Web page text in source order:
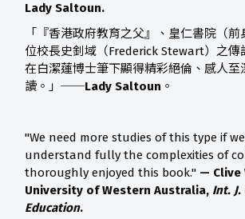
Lady Saltoun.
「『香港政府教育之父』、皇仁書院（
位校長史釗域（Frederick Stewart）之傳
在白潔蓮博士筆下顯得精彩絕倫、感人至
讀。」 ──Lady Saltoun 。
"We need more studies of this type if
understand fully the complexities of
thoroughly enjoyed this book." — Clive
University of Western Australia, Int.
Education.